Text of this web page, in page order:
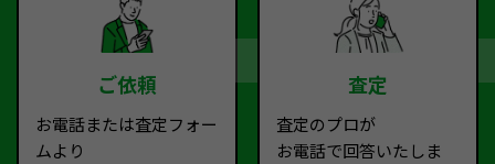
ご依頼
お電話または査定フォー
ムより
査定
査定のプロが
お電話で回答いたしま